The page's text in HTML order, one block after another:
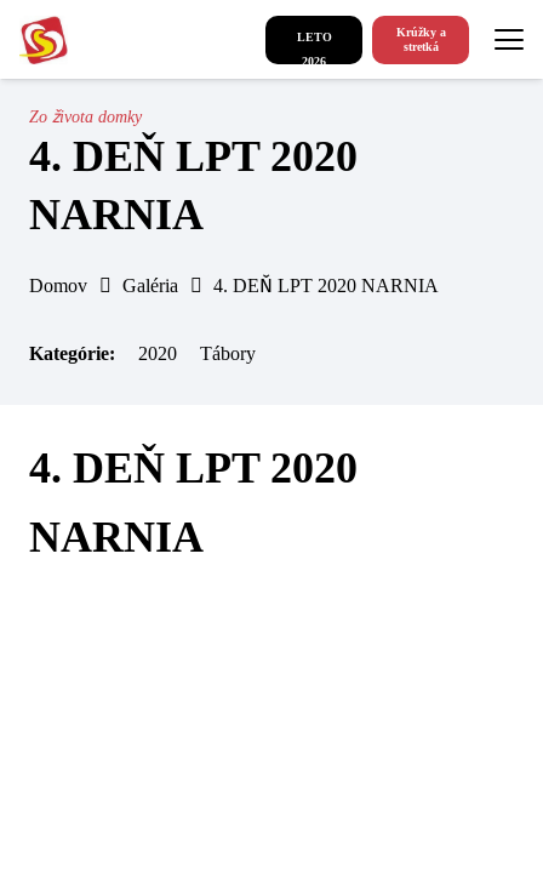
LETO
2026
Krúžky a
stretká
Zo života domky
4. DEŇ LPT 2020
NARNIA
Domov Galéria 4. DEŇ LPT 2020 NARNIA
Kategórie: 2020 Tábory
4. DEŇ LPT 2020
NARNIA